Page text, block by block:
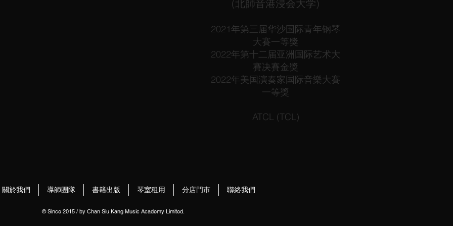
(北師音港浸会大学)
2021年第三届华沙国际青年钢琴
大賽一等獎
2022年第十二届亚洲国际艺术大
賽决賽金獎
2022年美国演奏家国际音樂大賽
一等獎
ATCL (TCL)
關於我們 導師團隊 書籍出版 琴室租用 分店門市 聯絡我們
© Since 2015 / by Chan Siu Kang Music Academy Limited.